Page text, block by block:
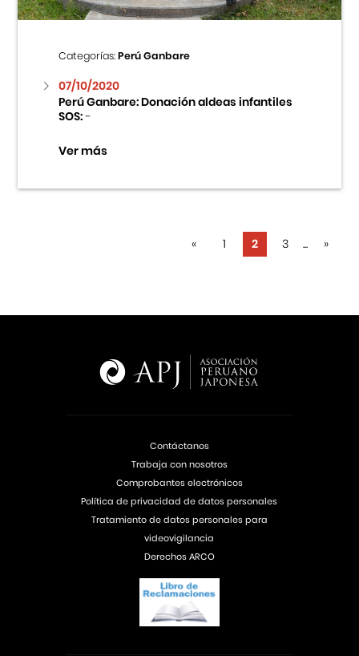
Categorías:Perú Ganbare
07/10/2020
Perú Ganbare: Donación aldeas infantiles
SOS:-
Ver más
« 1 2 3 ... »
Contáctanos
Trabaja con nosotros
Comprobantes electrónicos
Política de privacidad de datos personales
Tratamiento de datos personales para
videovigilancia
Derechos ARCO